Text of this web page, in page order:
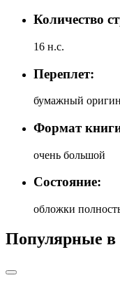
Количество
16 н.с.
Переплет:
бумажный
Формат
очень большой
Состояние:
обложки
Популярные в